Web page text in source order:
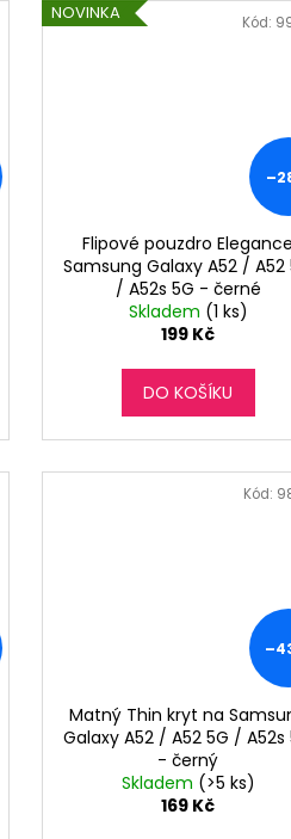
NOVINKA
Flipové pouzdro Elegance
Samsung Galaxy A52 / A52
/ A52s 5G - černé
Skladem (1 ks)
199 Kč
DO KOŠÍKU
Kód:
Matný Thin kryt na
Galaxy A52 / A52 5G / A52s
- černý
Skladem (>5 ks)
169 Kč
Kód: